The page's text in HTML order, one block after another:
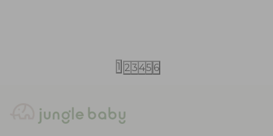
1 2 345 6